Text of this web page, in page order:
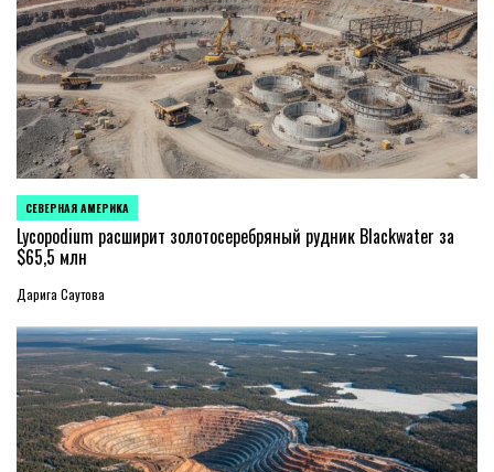
ОПУБЛИКОВАНО
В
СЕВЕРНАЯ АМЕРИКА
Lycopodium расширит золотосеребряный рудник Blackwater за
$65,5 млн
Дарига Саутова